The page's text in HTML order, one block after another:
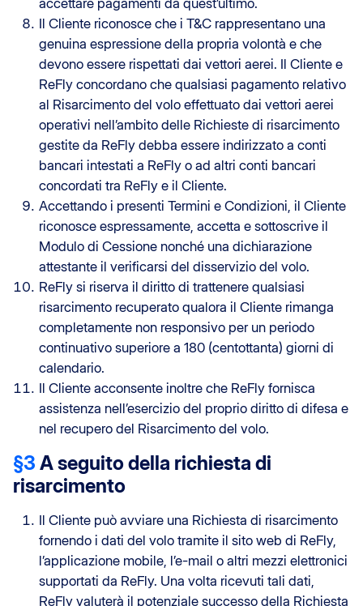
accettare pagamenti da quest’ultimo.
Il Cliente riconosce che i T&C rappresentano una
genuina espressione della propria volontà e che
devono essere rispettati dai vettori aerei. Il Cliente e
ReFly concordano che qualsiasi pagamento relativo
al Risarcimento del volo effettuato dai vettori aerei
operativi nell’ambito delle Richieste di risarcimento
gestite da ReFly debba essere indirizzato a conti
bancari intestati a ReFly o ad altri conti bancari
concordati tra ReFly e il Cliente.
Accettando i presenti Termini e Condizioni, il Cliente
riconosce espressamente, accetta e sottoscrive il
Modulo di Cessione nonché una dichiarazione
attestante il verificarsi del disservizio del volo.
ReFly si riserva il diritto di trattenere qualsiasi
risarcimento recuperato qualora il Cliente rimanga
completamente non responsivo per un periodo
continuativo superiore a 180 (centottanta) giorni di
calendario.
Il Cliente acconsente inoltre che ReFly fornisca
assistenza nell’esercizio del proprio diritto di difesa e
nel recupero del Risarcimento del volo.
§3 A seguito della richiesta di
risarcimento
Il Cliente può avviare una Richiesta di risarcimento
fornendo i dati del volo tramite il sito web di ReFly,
l’applicazione mobile, l’e-mail o altri mezzi elettronici
supportati da ReFly. Una volta ricevuti tali dati,
ReFly valuterà il potenziale successo della Richiesta